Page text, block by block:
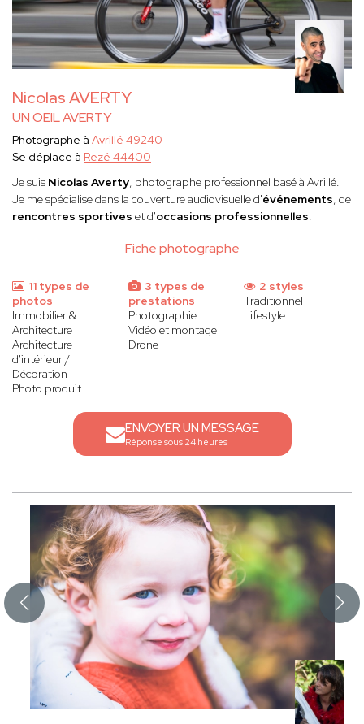
Nicolas AVERTY
UN OEIL AVERTY
Fiche photographe
Photographe à Avrillé 49240
Se déplace à Rezé 44400
Je suis Nicolas Averty, photographe professionnel basé à Avrillé.
Je me spécialise dans la couverture audiovisuelle d'événements, de
rencontres sportives et d'occasions professionnelles.
11 types de
photos
Immobilier &
Architecture
Architecture
d'intérieur /
Décoration
Photo produit
3 types de
prestations
Photographie
Vidéo et montage
Drone
2 styles
Traditionnel
Lifestyle
ENVOYER UN MESSAGE
Réponse sous 24 heures